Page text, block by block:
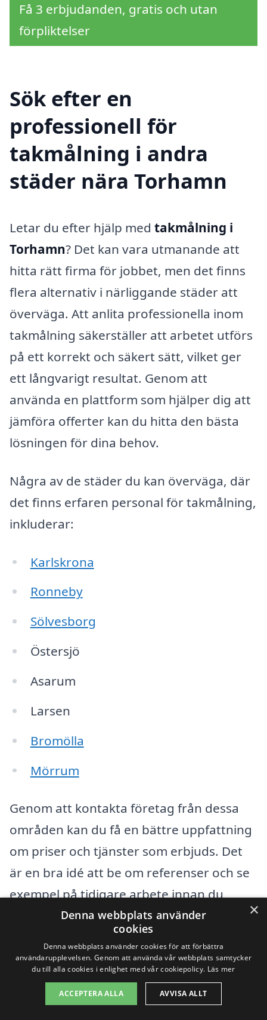
Få 3 erbjudanden, gratis och utan
förpliktelser
Sök efter en
professionell för
takmålning i andra
städer nära Torhamn
Letar du efter hjälp med takmålning i
Torhamn? Det kan vara utmanande att
hitta rätt firma för jobbet, men det finns
flera alternativ i närliggande städer att
överväga. Att anlita professionella inom
takmålning säkerställer att arbetet utförs
på ett korrekt och säkert sätt, vilket ger
ett långvarigt resultat. Genom att
använda en plattform som hjälper dig att
jämföra offerter kan du hitta den bästa
lösningen för dina behov.
Några av de städer du kan överväga, där
det finns erfaren personal för takmålning,
inkluderar:
Karlskrona
Ronneby
Sölvesborg
Östersjö
Asarum
Larsen
Bromölla
Mörrum
Genom att kontakta företag från dessa
områden kan du få en bättre uppfattning
om priser och tjänster som erbjuds. Det
är en bra idé att be om referenser och se
exempel på tidigare arbete innan du
beslutar dig för vilket företag du vill anlita.
Många av dessa företag erbjuder också
kostnadsfria offerter, vilket gör det lättare
att jämföra alternativ och hitta det bästa
priset förtakmålning i Torhamn.
×
Denna webbplats använder
cookies
Denna webbplats använder cookies för att förbättra
användarupplevelsen. Genom att använda vår webbplats samtycker
du till alla cookies i enlighet med vår cookiepolicy. Läs mer
ACCEPTERA ALLA AVVISA ALLT